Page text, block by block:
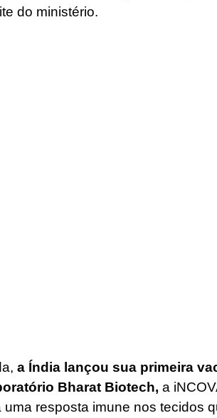
do ministério.
a Índia lançou sua primeira
Bharat Biotech, a
uma resposta imune nos tecidos